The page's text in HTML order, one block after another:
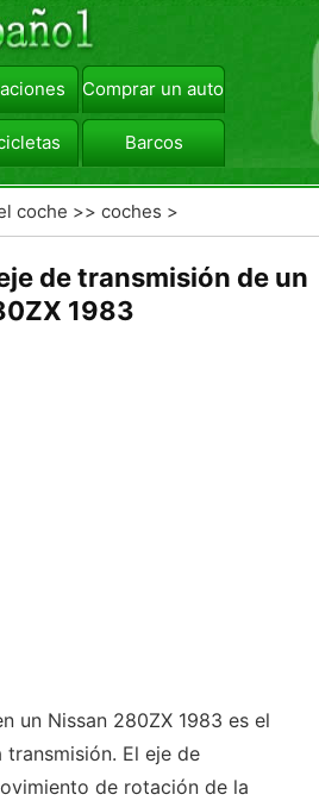
Comprar un automóvil
Barcos
coche >>coches >
de transmisión de un
1983
un Nissan 280ZX 1983 es el
El eje de
de rotación de la